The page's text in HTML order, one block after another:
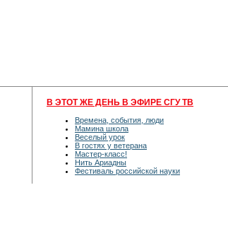
В ЭТОТ ЖЕ ДЕНЬ В ЭФИРЕ СГУ ТВ
Времена, события, люди
Мамина школа
Веселый урок
В гостях у ветерана
Мастер-класс!
Нить Ариадны
Фестиваль российской науки